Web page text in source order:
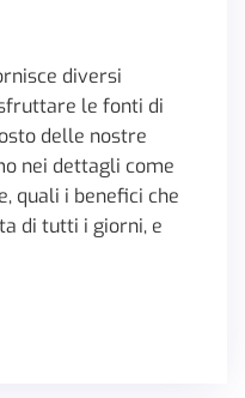
diversi
le fonti di
delle nostre
nei dettagli come
quali i benefici che
di tutti i giorni, e